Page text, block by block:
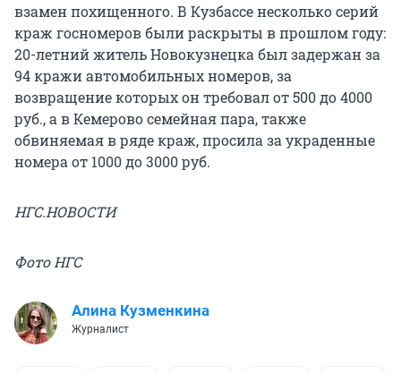
взамен похищенного. В Кузбассе несколько серий
краж госномеров были раскрыты в прошлом году:
20-летний житель Новокузнецка был задержан за
94 кражи автомобильных номеров, за
возвращение которых он требовал от 500 до 4000
руб., а в Кемерово семейная пара, также
обвиняемая в ряде краж, просила за украденные
номера от 1000 до 3000 руб.
НГС.НОВОСТИ
Фото НГС
Алина Кузменкина
Журналист